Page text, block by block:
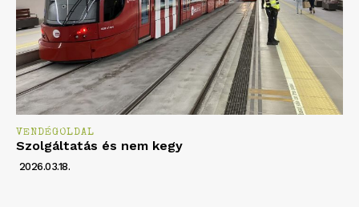
VENDÉGOLDAL
Szolgáltatás és nem kegy
2026.03.18.